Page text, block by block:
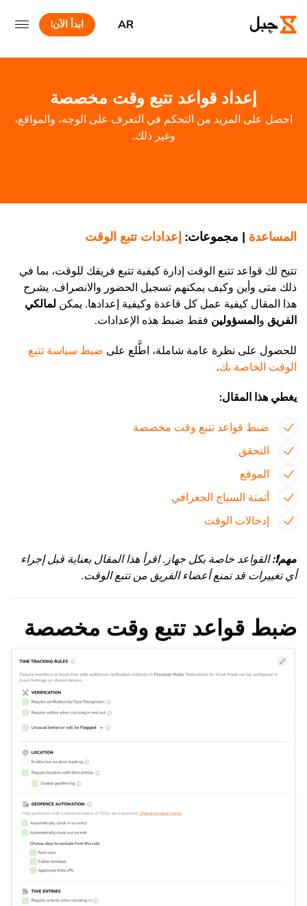
AR ابدأ الآن!
إعداد قواعد تتبع وقت مخصصة
احصل على المزيد من التحكم في التعرف على الوجه، والمواقع،
وغير ذلك.
المساعدة | مجموعات: إعدادات تتبع الوقت
تتيح لك قواعد تتبع الوقت إدارة كيفية تتبع فريقك للوقت، بما في
ذلك متى وأين وكيف يمكنهم تسجيل الحضور والانصراف. يشرح
هذا المقال كيفية عمل كل قاعدة وكيفية إعدادها. يمكن لمالكي
الفريق والمسؤولين فقط ضبط هذه الإعدادات.
للحصول على نظرة عامة شاملة، اطَّلع على ضبط سياسة تتبع
الوقت الخاصة بك.
يغطي هذا المقال:
ضبط قواعد تتبع وقت مخصصة
التحقق
الموقع
أتمتة السياج الجغرافي
إدخالات الوقت
مهم❗
:القواعد خاصة بكل جهاز. اقرأ هذا المقال بعناية قبل إجراء
أي تغييرات قد تمنع أعضاء الفريق من تتبع الوقت.
ضبط قواعد تتبع وقت مخصصة